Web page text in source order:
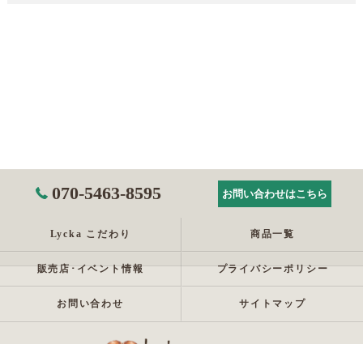
070-5463-8595 お問い合わせはこちら
Lycka こだわり 商品一覧
販売店･イベント情報 プライバシーポリシー
お問い合わせ サイトマップ